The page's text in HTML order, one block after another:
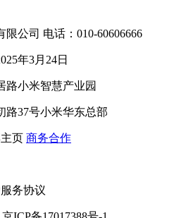
公司 电话：010-60606666
年3月24日
路小米智慧产业园
路37号小米华东总部
页 商务合作
务协议